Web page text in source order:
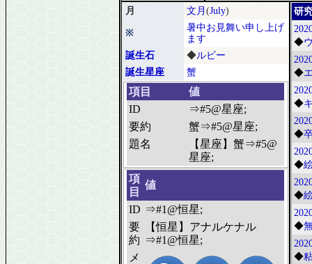
月 文月 (July)
※
暑中お見舞い申し上げ
ます
誕生石
◆ルビー
誕生星座
蟹
項目
値
ID
⇒#5@星座;
要約
蟹⇒#5@星座;
題名
【星座】蟹⇒#5@
星座;
項
目
値
ID ⇒#1@恒星;
要
約
【恒星】アナルケナル
⇒#1@恒星;
メ
研
◆
◆
◆
◆
◆
◆
◆
◆